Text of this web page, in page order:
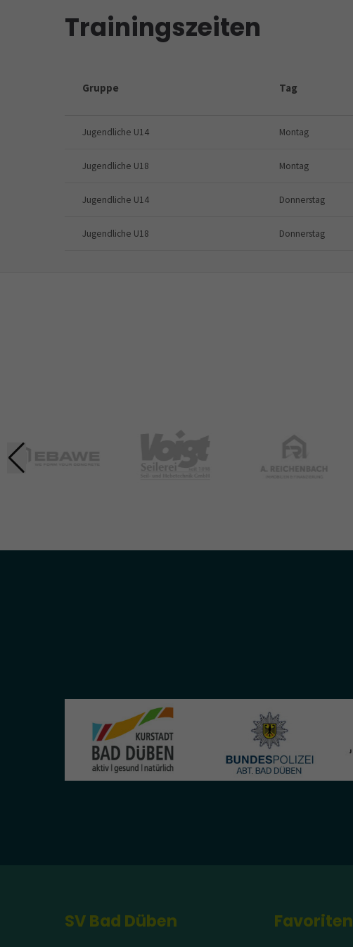
Trainingszeiten
Gruppe Tag
Jugendliche U14 Montag
Jugendliche U18 Montag
Jugendliche U14 Donnerstag
Jugendliche U18 Donnerstag
SV Bad Düben Favoriten